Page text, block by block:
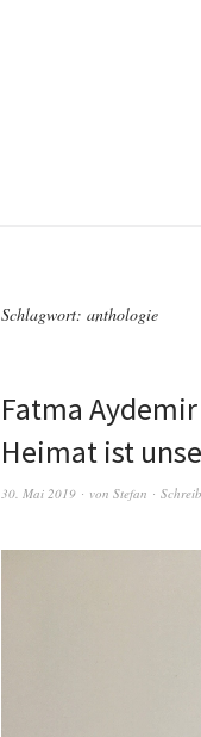
Schlagwort: anthologie
Fatma
Heimat ist
30. Mai 2019 von Stefan